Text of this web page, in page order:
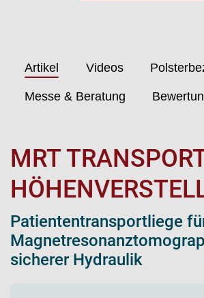
Artikel Videos
Messe & Beratung
MRT
Patiententransportliege
sicherer Hydraulik